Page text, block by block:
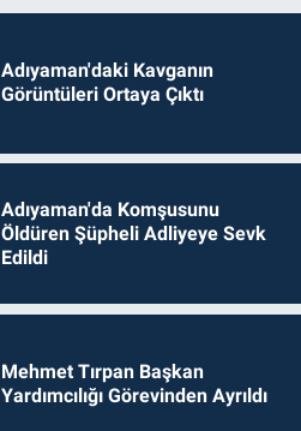
Adıyaman'daki Kavganın
Görüntüleri Ortaya Çıktı
Adıyaman'da Komşusunu
Öldüren Şüpheli Adliyeye Sevk
Edildi
Mehmet Tırpan Başkan
Yardımcılığı Görevinden Ayrıldı